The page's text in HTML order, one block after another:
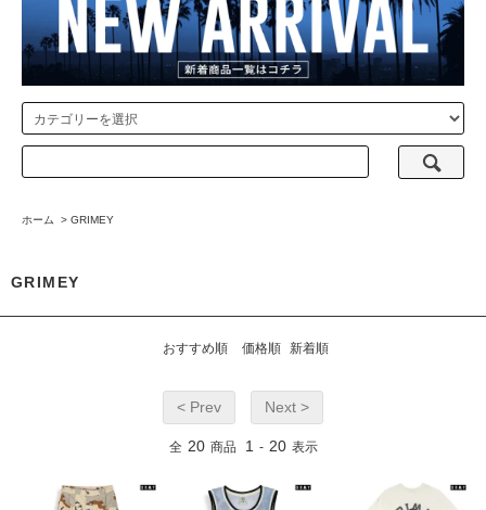
ホーム > GRIMEY
GRIMEY
おすすめ順 価格順 新着順
< Prev Next >
全 20 商品 1 - 20 表示